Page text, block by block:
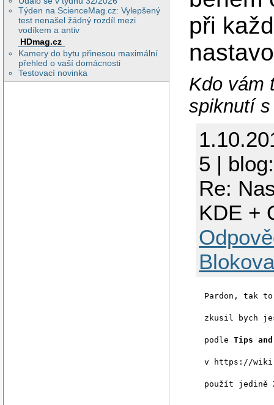
Týden na ScienceMag.cz: Vylepšený
test nenašel žádný rozdíl mezi
vodíkem a antiv
HDmag.cz
Kamery do bytu přinesou maximální
přehled o vaší domácnosti
Testovací novinka
při
Kdo vám
spiknutí
5 |
Re:
KDE +
Pardon, tak
zkusil bych
podle Tips
v https://
použít jedině